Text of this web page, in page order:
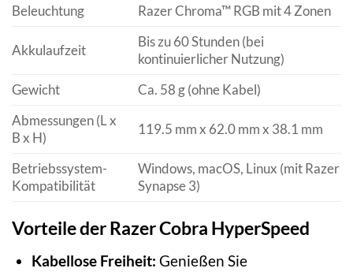
Beleuchtung
Razer Chroma™ RGB mit 4 Zonen
Akkulaufzeit
Bis zu 60 Stunden (bei
kontinuierlicher Nutzung)
Gewicht
Ca. 58 g (ohne Kabel)
Abmessungen (L x
B x H)
119.5 mm x 62.0 mm x 38.1 mm
Betriebssystem-
Kompatibilität
Windows, macOS, Linux (mit Razer
Synapse 3)
Vorteile der Razer Cobra HyperSpeed
Kabellose Freiheit: Genießen Sie